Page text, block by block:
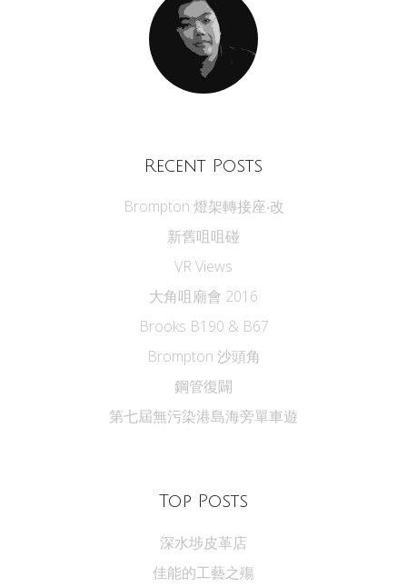
Recent Posts
Brompton 燈架轉接座‧改
新舊咀咀碰
VR Views
大角咀廟會 2016
Brooks B190 & B67
Brompton 沙頭角
鋼管復闢
第七屆無污染港島海旁單車遊
Top Posts
深水埗皮革店
佳能的工藝之殤